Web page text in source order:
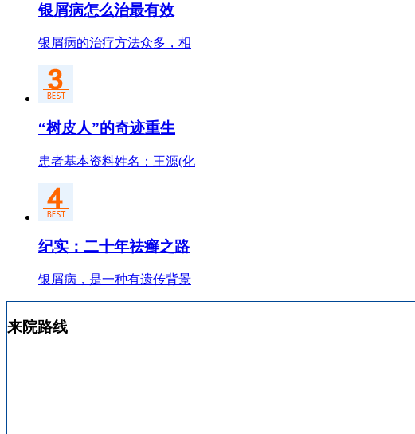
银屑病怎么治最有效
银屑病的治疗方法众多，相
“树皮人”的奇迹重生
患者基本资料姓名：王源(化
纪实：二十年祛癣之路
银屑病，是一种有遗传背景
来院路线